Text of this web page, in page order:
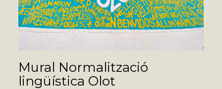
Mural Normalització
lingüística Olot